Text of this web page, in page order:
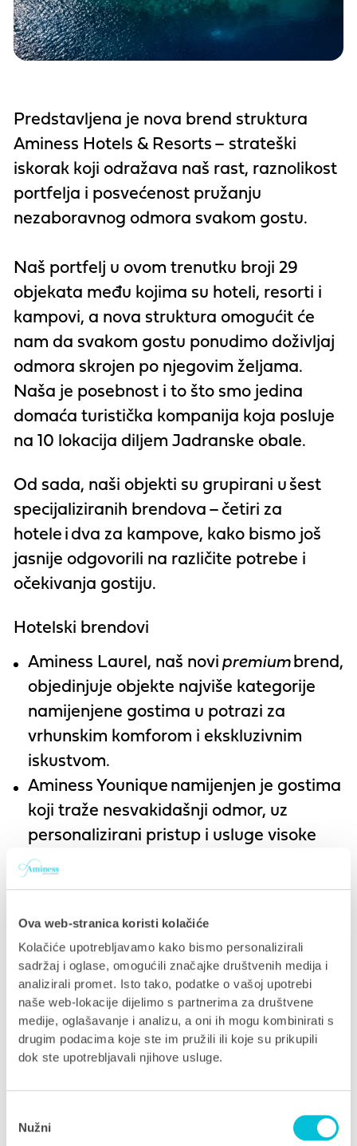
Ova web-stranica koristi kolačiće
Kolačiće upotrebljavamo kako bismo personalizirali
sadržaj i oglase, omogućili značajke društvenih medija i
analizirali promet. Isto tako, podatke o vašoj upotrebi
naše web-lokacije dijelimo s partnerima za društvene
medije, oglašavanje i analizu, a oni ih mogu kombinirati s
drugim podacima koje ste im pružili ili koje su prikupili
dok ste upotrebljavali njihove usluge.
pristanka
Nužni
Predstavljena je nova brend struktura
Aminess Hotels & Resorts – strateški
iskorak koji odražava naš rast, raznolikost
portfelja i posvećenost pružanju
nezaboravnog odmora svakom gostu.
Naš portfelj u ovom trenutku broji 29
objekata među kojima su hoteli, resorti i
kampovi, a nova struktura omogućit će
nam da svakom gostu ponudimo doživljaj
odmora skrojen po njegovim željama.
Naša je posebnost i to što smo jedina
domaća turistička kompanija koja posluje
na 10 lokacija diljem Jadranske obale.
Od sada, naši objekti su grupirani u šest
specijaliziranih brendova –četiri za
hotele idva za kampove, kako bismo još
jasnije odgovorili na različite potrebe i
očekivanja gostiju.
Hotelski brendovi
Aminess Laurel , naš novi premiumbrend,
objedinjuje objekte najviše kategorije
namijenjene gostima u potrazi za
vrhunskim komforom i ekskluzivnim
iskustvom.
Aminess Younique namijenjen je gostima
koji traže nesvakidašnji odmor, uz
personalizirani pristup i usluge visoke
razine.
AminessVivalbrend kreirali smo za
zabave s bogatom ponudom sadržaja
uz smještaj.
Maradiso byAminesspredstavlja spoj
pristupačnosti i autentičnosti, a okuplja
objekte u neposrednoj blizini mora uz